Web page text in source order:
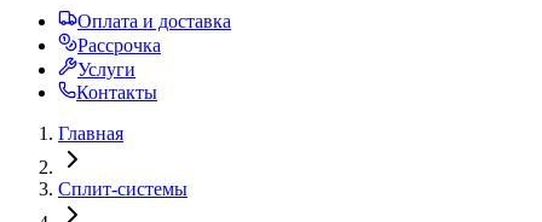
Оплата и доставка
Рассрочка
Услуги
Контакты
Главная
Сплит-системы